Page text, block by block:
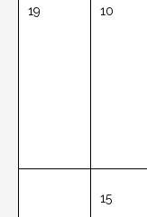
19 10
15